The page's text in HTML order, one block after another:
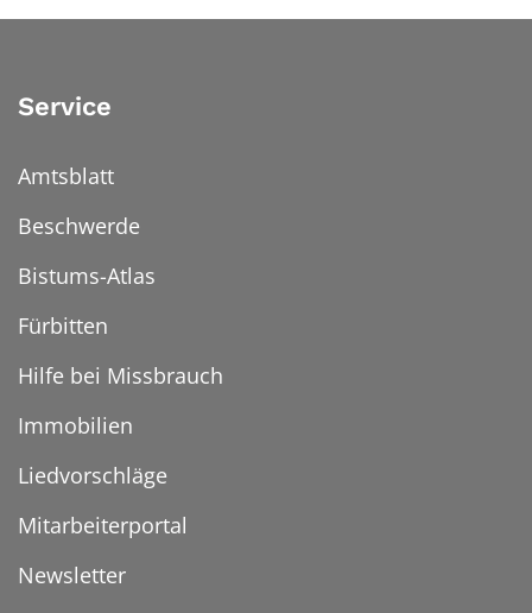
Service
Amtsblatt
Beschwerde
Bistums-Atlas
Fürbitten
Hilfe bei Missbrauch
Immobilien
Liedvorschläge
Mitarbeiterportal
Newsletter